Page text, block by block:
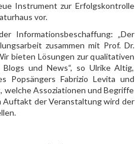
Instrument zur Erfolgskontrolle
vor.
Informationsbeschaffung: „Der
zusammen mit Prof. Dr.
bieten Lösungen zur qualitativen
und News“, so Ulrike Altig,
Popsängers Fabrizio Levita und
Assoziationen und Begriffe
Auftakt der Veranstaltung wird der